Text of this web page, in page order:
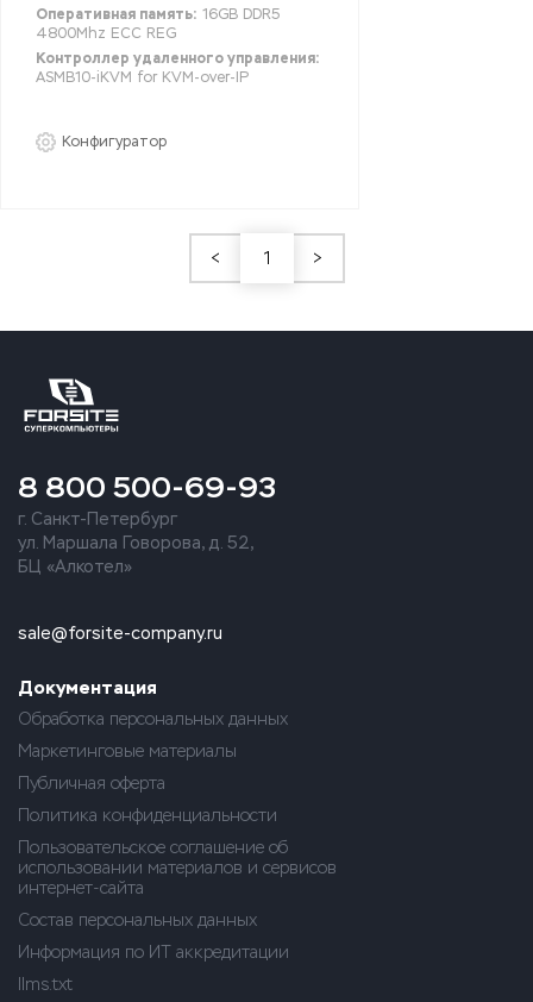
Оперативная память: 16GB DDR5
4800Mhz ECC REG
Контроллер удаленного управления:
ASMB10-iKVM for KVM-over-IP
Конфигуратор
< 1 >
8 800 500-69-93
г. Санкт-Петербург
ул. Маршала Говорова, д. 52,
БЦ «Алкотел»
sale@forsite-company.ru
Документация
Обработка персональных данных
Маркетинговые материалы
Публичная оферта
Политика конфиденциальности
Пользовательское соглашение об
использовании материалов и сервисов
интернет-сайта
Состав персональных данных
Информация по ИТ аккредитации
llms.txt